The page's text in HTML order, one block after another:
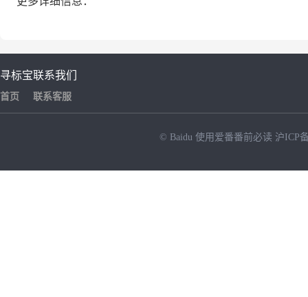
寻标宝
首页
联系我们
联系客服
© Baidu 使用爱番番前必读 沪ICP